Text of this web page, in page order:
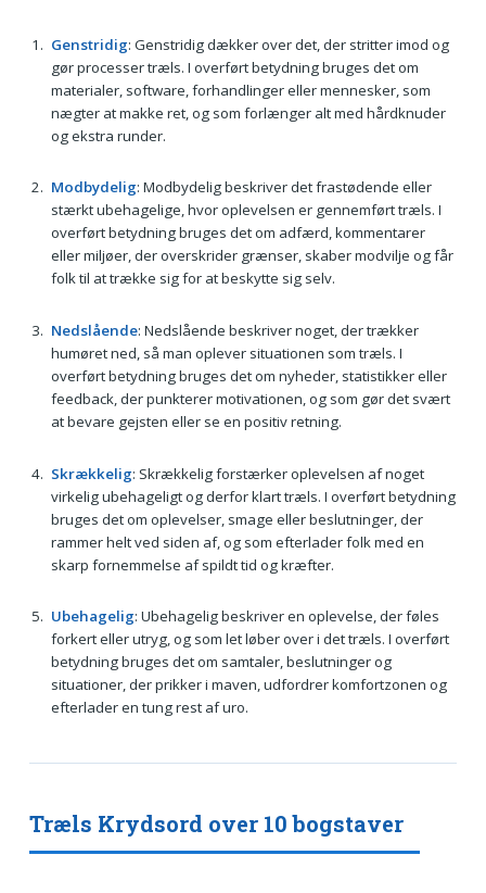
Genstridig: Genstridig dækker over det, der stritter imod og
gør processer træls. I overført betydning bruges det om
materialer, software, forhandlinger eller mennesker, som
nægter at makke ret, og som forlænger alt med hårdknuder
og ekstra runder.
Modbydelig: Modbydelig beskriver det frastødende eller
stærkt ubehagelige, hvor oplevelsen er gennemført træls. I
overført betydning bruges det om adfærd, kommentarer
eller miljøer, der overskrider grænser, skaber modvilje og får
folk til at trække sig for at beskytte sig selv.
Nedslående: Nedslående beskriver noget, der trækker
humøret ned, så man oplever situationen som træls. I
overført betydning bruges det om nyheder, statistikker eller
feedback, der punkterer motivationen, og som gør det svært
at bevare gejsten eller se en positiv retning.
Skrækkelig: Skrækkelig forstærker oplevelsen af noget
virkelig ubehageligt og derfor klart træls. I overført betydning
bruges det om oplevelser, smage eller beslutninger, der
rammer helt ved siden af, og som efterlader folk med en
skarp fornemmelse af spildt tid og kræfter.
Ubehagelig: Ubehagelig beskriver en oplevelse, der føles
forkert eller utryg, og som let løber over i det træls. I overført
betydning bruges det om samtaler, beslutninger og
situationer, der prikker i maven, udfordrer komfortzonen og
efterlader en tung rest af uro.
Træls Krydsord over 10 bogstaver